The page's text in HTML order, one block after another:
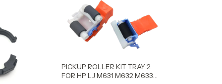
PICKUP ROLLER KIT TRAY 2
FOR HP LJ M631 M632 M633